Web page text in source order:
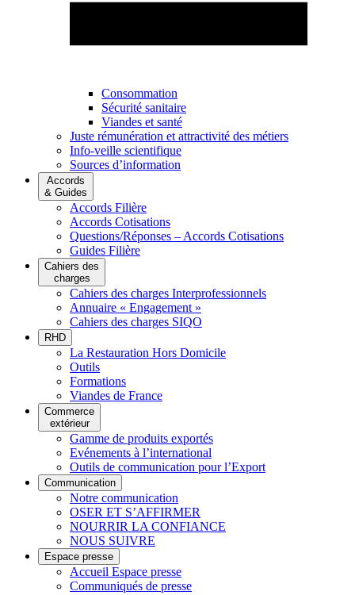
Consommation
Sécurité sanitaire
Viandes et santé
Juste rémunération et attractivité des métiers
Info-veille scientifique
Sources d’information
Accords
& Guides
Accords Filière
Accords Cotisations
Questions/Réponses – Accords Cotisations
Guides Filière
Cahiers des
charges
Cahiers des charges Interprofessionnels
Annuaire « Engagement »
Cahiers des charges SIQO
RHD
La Restauration Hors Domicile
Outils
Formations
Viandes de France
Commerce
extérieur
Gamme de produits exportés
Evénements à l’international
Outils de communication pour l’Export
Communication
Notre communication
OSER ET S’AFFIRMER
NOURRIR LA CONFIANCE
NOUS SUIVRE
Espace presse
Accueil Espace presse
Communiqués de presse